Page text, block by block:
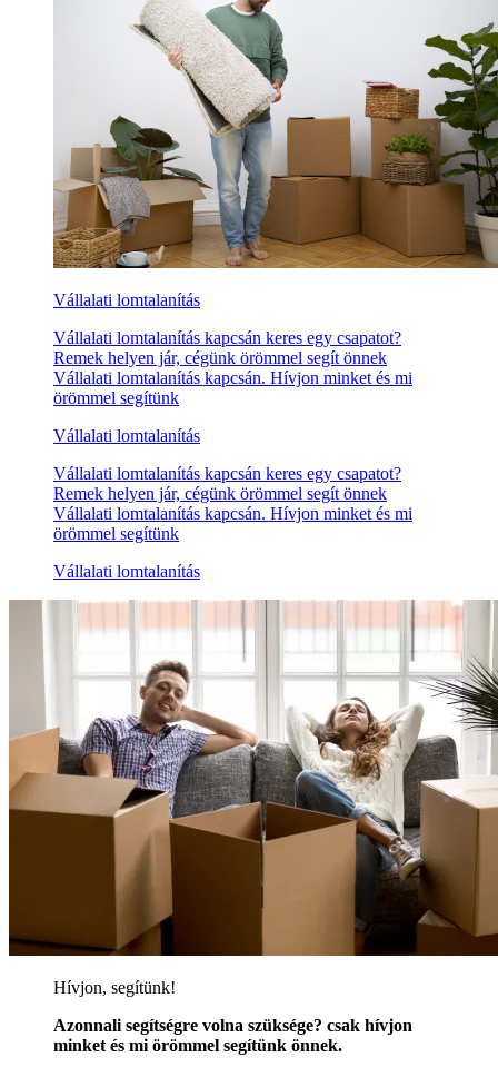
Vállalati lomtalanítás
Vállalati lomtalanítás kapcsán keres egy csapatot?
Remek helyen jár, cégünk örömmel segít önnek
Vállalati lomtalanítás kapcsán. Hívjon minket és mi
örömmel segítünk
Vállalati lomtalanítás
Vállalati lomtalanítás kapcsán keres egy csapatot?
Remek helyen jár, cégünk örömmel segít önnek
Vállalati lomtalanítás kapcsán. Hívjon minket és mi
örömmel segítünk
Vállalati lomtalanítás
Hívjon, segítünk!
Azonnali segítségre volna szüksége? csak hívjon
minket és mi örömmel segítünk önnek.